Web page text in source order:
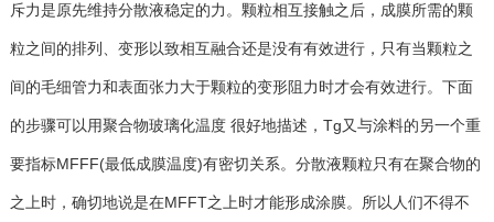
斥力是原先维持分散液稳定的力。颗粒相互接触之后，成膜所需的颗
粒之间的排列、变形以致相互融合还是没有有效进行，只有当颗粒之
间的毛细管力和表面张力大于颗粒的变形阻力时才会有效进行。下面
的步骤可以用聚合物玻璃化温度 很好地描述，Tg又与涂料的另一个重
要指标MFFF(最低成膜温度)有密切关系。分散液颗粒只有在聚合物的
之上时，确切地说是在MFFT之上时才能形成涂膜。所以人们不得不